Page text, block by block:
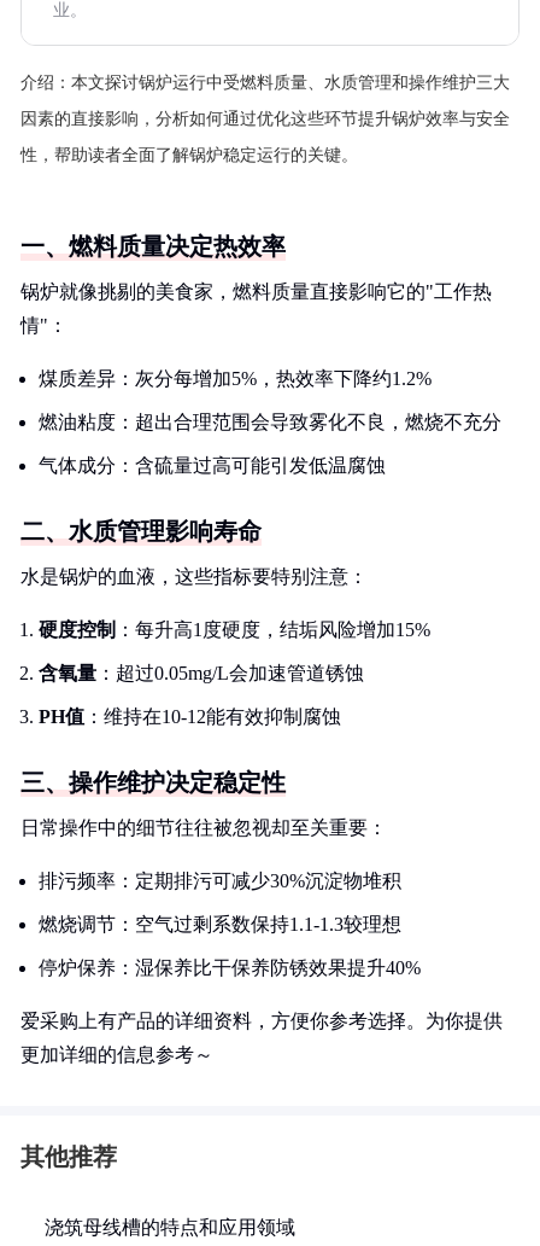
业。
介绍： 本文探讨锅炉运行中受燃料质量、水质管理和操作维护三大
因素的直接影响，分析如何通过优化这些环节提升锅炉效率与安全
性，帮助读者全面了解锅炉稳定运行的关键。
一、燃料质量决定热效率
锅炉就像挑剔的美食家，燃料质量直接影响它的"工作热
情"：
煤质差异：灰分每增加5%，热效率下降约1.2%
燃油粘度：超出合理范围会导致雾化不良，燃烧不充分
气体成分：含硫量过高可能引发低温腐蚀
二、水质管理影响寿命
水是锅炉的血液，这些指标要特别注意：
硬度控制 ：每升高1度硬度，结垢风险增加15%
含氧量 ：超过0.05mg/L会加速管道锈蚀
PH值 ：维持在10-12能有效抑制腐蚀
三、操作维护决定稳定性
日常操作中的细节往往被忽视却至关重要：
排污频率：定期排污可减少30%沉淀物堆积
燃烧调节：空气过剩系数保持1.1-1.3较理想
停炉保养：湿保养比干保养防锈效果提升40%
爱采购上有产品的详细资料，方便你参考选择。为你提供
更加详细的信息参考～
其他推荐
浇筑母线槽的特点和应用领域